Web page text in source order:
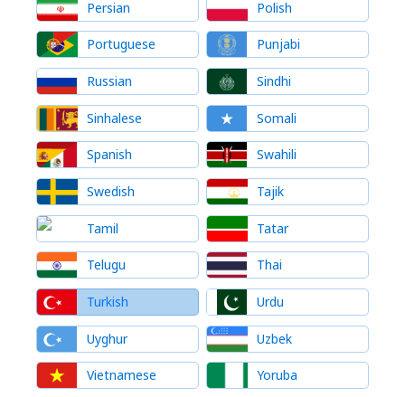
Persian Polish
Portuguese Punjabi
Russian Sindhi
Sinhalese Somali
Spanish Swahili
Swedish Tajik
Tamil Tatar
Telugu Thai
Turkish Urdu
Uyghur Uzbek
Vietnamese Yoruba